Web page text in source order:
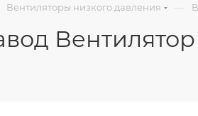
Вентиляторы низкого давления —
Вентилятор